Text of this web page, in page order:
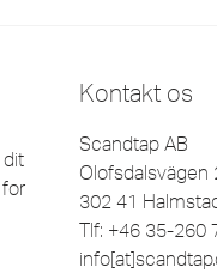
Kontakt os
Scandtap AB
Olofsdalsvägen
302 41
Tlf: +46 35-260